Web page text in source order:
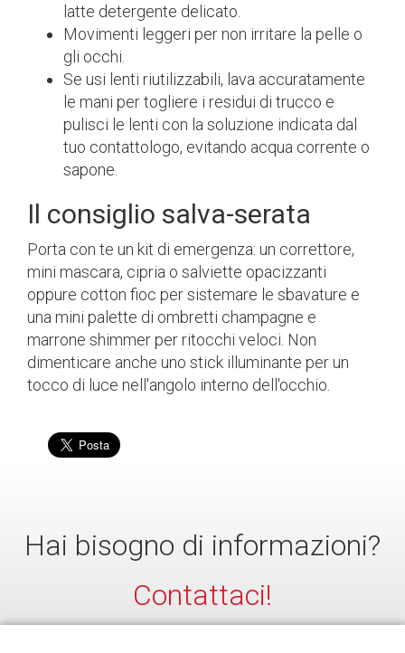
latte detergente delicato.
Movimenti leggeri per non irritare la pelle o
gli occhi.
Se usi lenti riutilizzabili, lava accuratamente
le mani per togliere i residui di trucco e
pulisci le lenti con la soluzione indicata dal
tuo contattologo, evitando acqua corrente o
sapone.
Il consiglio salva-serata
Porta con te un kit di emergenza: un correttore,
mini mascara, cipria o salviette opacizzanti
oppure cotton fioc per sistemare le sbavature e
una mini palette di ombretti champagne e
marrone shimmer per ritocchi veloci. Non
dimenticare anche uno stick illuminante per un
tocco di luce nell'angolo interno dell'occhio.
Hai bisogno di informazioni?
Contattaci!